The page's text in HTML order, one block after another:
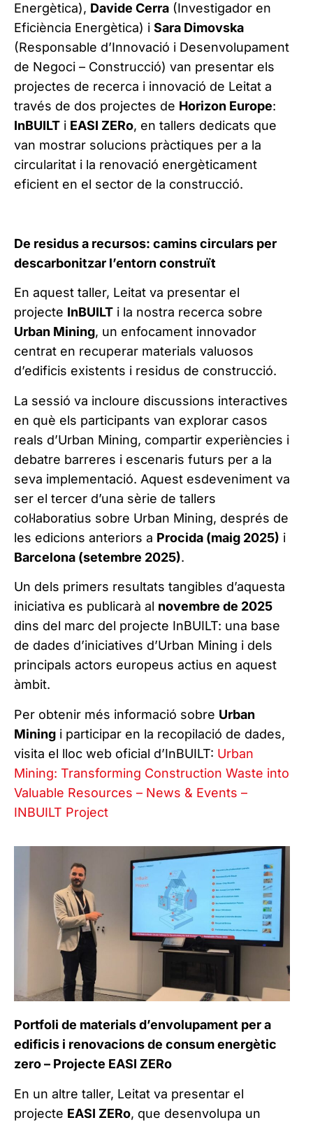
Energètica), Davide Cerra (Investigador en
Eficiència Energètica) i Sara Dimovska
(Responsable d’Innovació i Desenvolupament
de Negoci – Construcció) van presentar els
projectes de recerca i innovació de Leitat a
través de dos projectes de Horizon Europe:
InBUILT i EASI ZERo, en tallers dedicats que
van mostrar solucions pràctiques per a la
circularitat i la renovació energèticament
eficient en el sector de la construcció.
De residus a recursos: camins circulars per
descarbonitzar l’entorn construït
En aquest taller, Leitat va presentar el
projecte InBUILT i la nostra recerca sobre
Urban Mining, un enfocament innovador
centrat en recuperar materials valuosos
d’edificis existents i residus de construcció.
La sessió va incloure discussions interactives
en què els participants van explorar casos
reals d’Urban Mining, compartir experiències i
debatre barreres i escenaris futurs per a la
seva implementació. Aquest esdeveniment va
ser el tercer d’una sèrie de tallers
col·laboratius sobre Urban Mining, després de
les edicions anteriors a Procida (maig 2025) i
Barcelona (setembre 2025).
Un dels primers resultats tangibles d’aquesta
iniciativa es publicarà al novembre de 2025
dins del marc del projecte InBUILT: una base
de dades d’iniciatives d’Urban Mining i dels
principals actors europeus actius en aquest
àmbit.
Per obtenir més informació sobre Urban
Mining i participar en la recopilació de dades,
visita el lloc web oficial d’InBUILT: Urban
Mining: Transforming Construction Waste into
Valuable Resources – News & Events –
INBUILT Project
Portfoli de materials d’envolupament per a
edificis i renovacions de consum energètic
zero – Projecte EASI ZERo
En un altre taller, Leitat va presentar el
projecte EASI ZERo, que desenvolupa un